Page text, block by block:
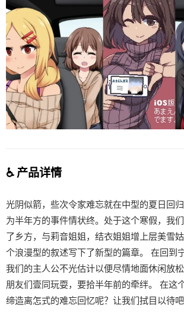
♿ 产品详情
光阴似箭，些次令家难忘就在中型的夏日回
为半年方的事件情状终。处于这个寒假，我
了乡方，与莉音姐姐，结衣姐姐增上层美雪
个浪漫型的叙述写下了新型的篇章。 在回到
我们的主人公不光估计以便尽情地面休闲放
朋友们壹同玩耍，要拾半年前的牵绊。 在这
缔造离怎式的难忘回忆呢？让我们拭目以待吧